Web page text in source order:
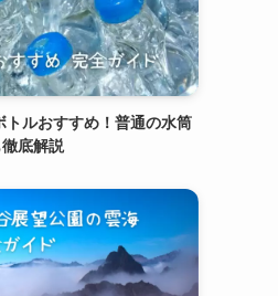
トルおすすめ！普通の水筒
底解説